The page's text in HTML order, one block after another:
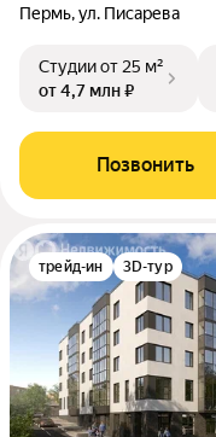
Пермь, ул. Писарева
Студииот 25 м²
от 4,7 млн ₽
Позвонить
трейд-ин 3D-тур